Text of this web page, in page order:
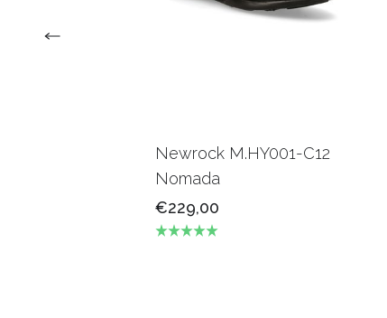
Newrock M.HY001-C12
Nomada
€229,00